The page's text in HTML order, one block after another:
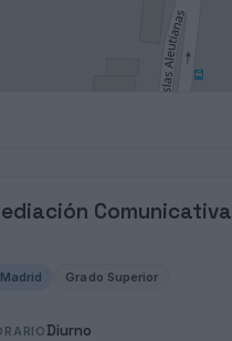
Comunicativa
Madrid Grado Superior
Diurno